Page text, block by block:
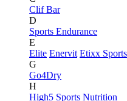
Clif Bar
D
Sports Endurance
E
Elite Enervit Etixx
G
Go4Dry
H
High5 Sports Nutrition